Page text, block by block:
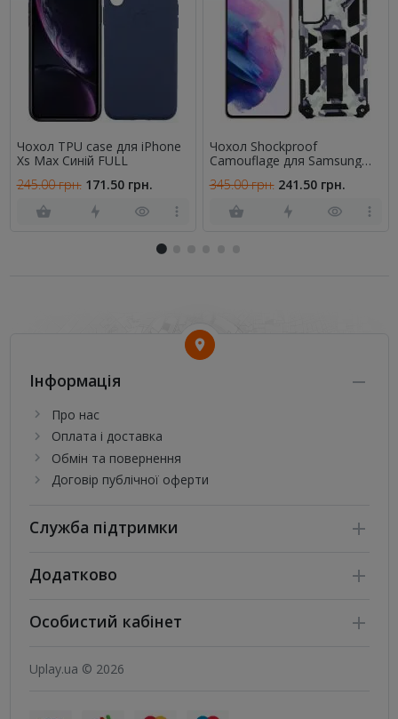
Чохол TPU case для iPhone
Xs Max Синій FULL
245.00 грн. 171.50 грн.
Чохол Shockproof
Camouflage для Samsung
345.00 грн. 241.50 грн.
Інформація
Про нас
Оплата і доставка
Обмін та повернення
Договір публічної оферти
Служба підтримки
Додатково
Особистий кабінет
Uplay.ua © 2026